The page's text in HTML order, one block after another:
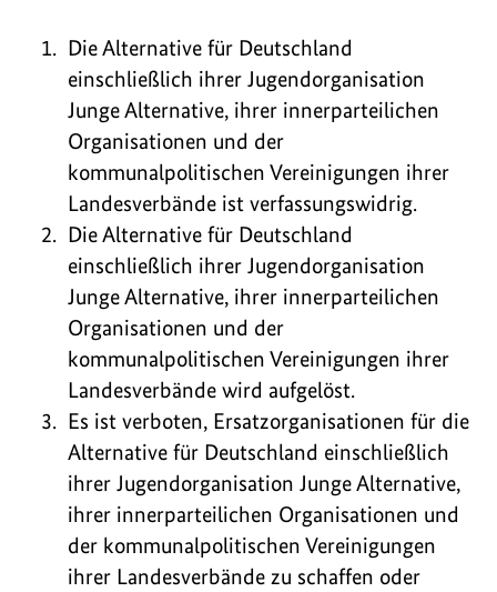
Die Alternative für Deutschland
einschließlich ihrer Jugendorganisation
Junge Alternative, ihrer innerparteilichen
Organisationen und der
kommunalpolitischen Vereinigungen ihrer
Landesverbände ist verfassungswidrig.
Die Alternative für Deutschland
einschließlich ihrer Jugendorganisation
Junge Alternative, ihrer innerparteilichen
Organisationen und der
kommunalpolitischen Vereinigungen ihrer
Landesverbände wird aufgelöst.
Es ist verboten, Ersatzorganisationen für die
Alternative für Deutschland einschließlich
ihrer Jugendorganisation Junge Alternative,
ihrer innerparteilichen Organisationen und
der kommunalpolitischen Vereinigungen
ihrer Landesverbände zu schaffen oder